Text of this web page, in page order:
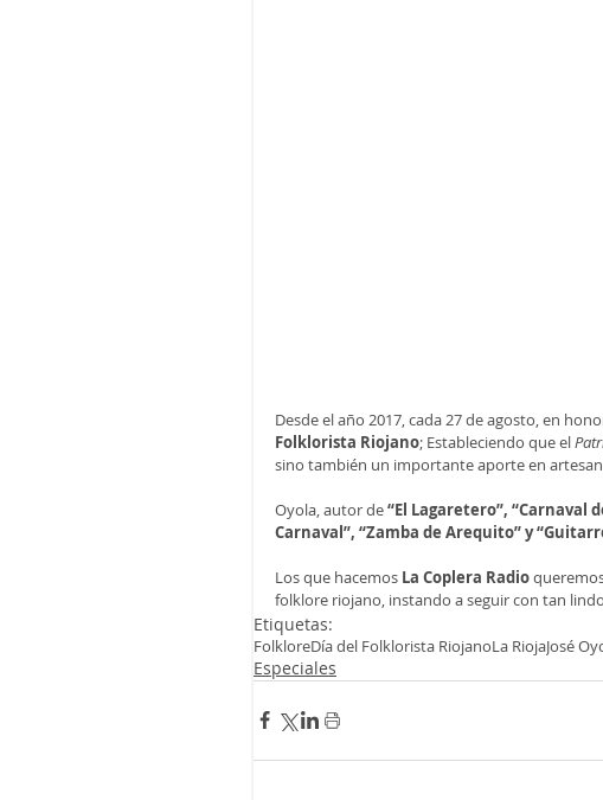
Desde el año 2017, cada 27 de agosto, en
Folklorista Riojano; Estableciendo que el
sino también un importante aporte en
Oyola, autor de “El Lagaretero”, “Carnaval
Carnaval”, “Zamba de Arequito” y
Los que hacemos La Coplera Radio
folklore riojano, instando a seguir con tan
Etiquetas:
FolkloreDía del Folklorista RiojanoLa RiojaJosé
Especiales